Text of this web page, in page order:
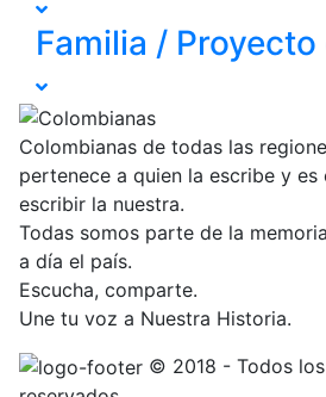
Familia /
Colombianas de todas las
pertenece a quien la escribe y
escribir la nuestra.
Todas somos parte de la
a día el país.
Escucha, comparte.
Une tu voz a Nuestra Historia.
© 2018 - Todos